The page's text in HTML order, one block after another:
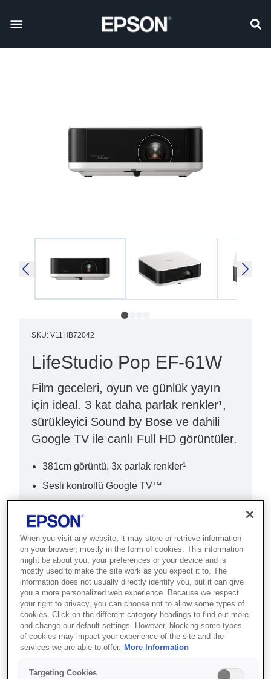
SKU: V11HB72042
LifeStudio Pop EF-61W
Film geceleri, oyun ve günlük yayın
için ideal. 3 kat daha parlak renkler¹,
sürükleyici Sound by Bose ve dahili
Google TV ile canlı Full HD görüntüler.
381cm görüntü, 3x parlak renkler¹
Sesli kontrollü Google TV™
Де купити
When you visit any website, it may store or retrieve information
on your browser, mostly in the form of cookies. This information
might be about you, your preferences or your device and is
mostly used to make the site work as you expect it to. The
information does not usually directly identify you, but it can give
you a more personalized web experience. Because we respect
your right to privacy, you can choose not to allow some types of
cookies. Click on the different category headings to find out more
and change our default settings. However, blocking some types
of cookies may impact your experience of the site and the
services we are able to offer.
More Information
Targeting Cookies